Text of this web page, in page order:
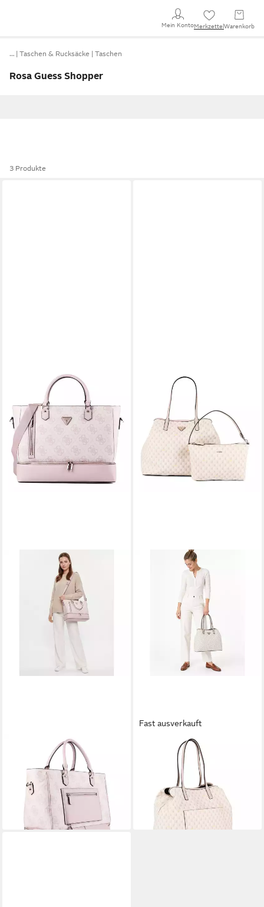
Mein KontoMerkzettel Warenkorb
… Taschen & Rucksäcke Taschen
Rosa Guess Shopper
3 Produkte
Shopper Berta, Polyurethan
180,00 €
lieferbar - in 2-3 Werktagen bei dir
Fast ausverkauft
Shopper G Wave II,
Polyurethan
180,00 €
lieferbar - in 2-3 Werktagen bei dir